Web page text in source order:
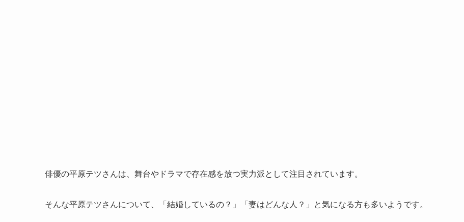
俳優の平原テツさんは、舞台やドラマで存在感を放つ実力派として注目されています。
そんな平原テツさんについて、「結婚しているの？」「妻はどんな人？」と気になる方も多いようです。